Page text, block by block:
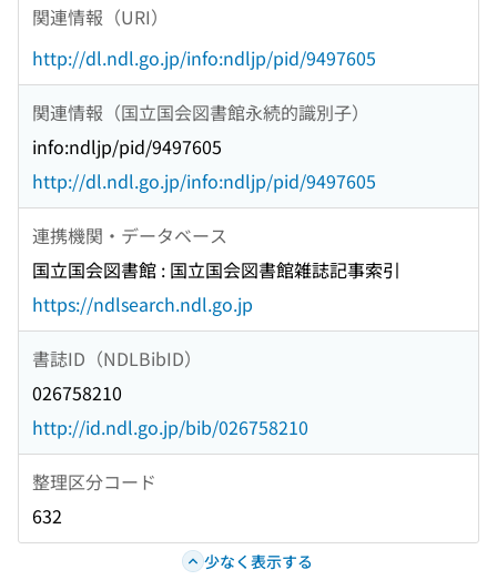
関連情報（URI）
http://dl.ndl.go.jp/info:ndljp/pid/9497605
関連情報（国立国会図書館永続的識別子）
info:ndljp/pid/9497605
http://dl.ndl.go.jp/info:ndljp/pid/9497605
連携機関・データベース
国立国会図書館 : 国立国会図書館雑誌記事索引
https://ndlsearch.ndl.go.jp
書誌ID（NDLBibID）
026758210
http://id.ndl.go.jp/bib/026758210
整理区分コード
632
少なく表示する